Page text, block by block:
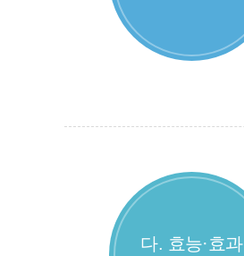
다. 효능·효과